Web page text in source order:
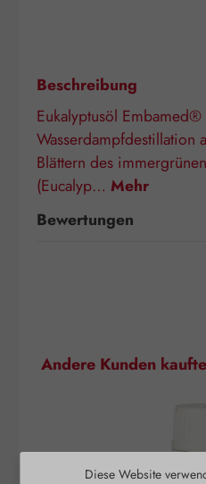
Beschreibung
Eukalyptusöl
Wasserdampfdestillation
Blättern des
(Eucalyp… Mehr
Bewertungen
Produktgalerie überspringen
Andere Kunden
Diese Website